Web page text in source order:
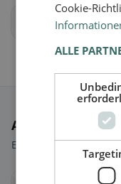
Bougy-Villars
Ausgewählte
Ein paar Picks, um
Cookie-
ALLE